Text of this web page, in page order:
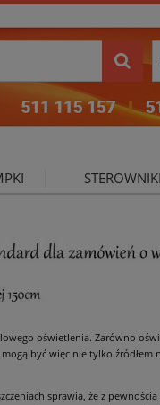
oświetlenia. Zarówno
mogą być więc nie tylko źródłem
sprawia, że z